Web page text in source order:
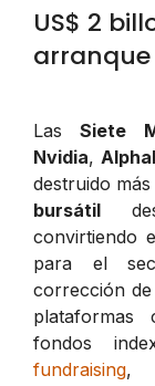
US$ 2
arranque
LasSiete
Nvidia,
destruido más
bursátil
convirtiendo
para el
corrección de
plataformas
fondos
fundraising,